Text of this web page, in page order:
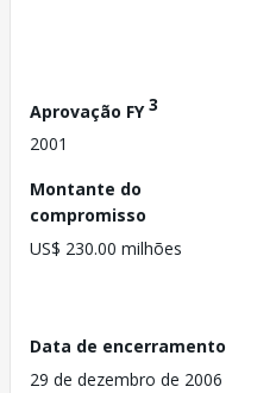
Aprovação FY3
2001
Montante do
compromisso
US$ 230.00 milhões
Data de encerramento
29 de dezembro de 2006